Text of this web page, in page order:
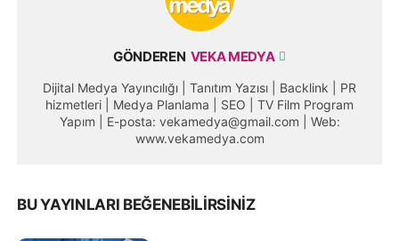
GÖNDEREN VEKA MEDYA
Dijital Medya Yayıncılığı | Tanıtım Yazısı | Backlink | PR
hizmetleri | Medya Planlama | SEO | TV Film Program
Yapım | E-posta: vekamedya@gmail.com | Web:
www.vekamedya.com
BU YAYINLARI BEĞENEBILIRSINIZ